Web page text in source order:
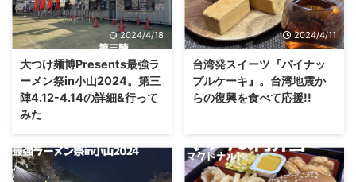
2024/4/18
大つけ麺博Presents最強ラ
ーメン祭in小山2024。第三
陣4.12-4.14の詳細&行って
みた
2024/4/11
台湾発スイーツ『パイナッ
プルケーキ』。台湾地震か
らの復興を食べて応援!!